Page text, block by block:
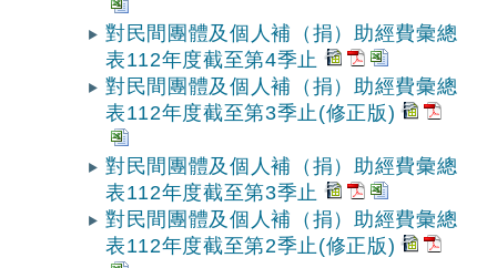
對民間團體及個人補（捐）助經費彙總
表112年度截至第4季止
對民間團體及個人補（捐）助經費彙總
表112年度截至第3季止(修正版)
對民間團體及個人補（捐）助經費彙總
表112年度截至第3季止
對民間團體及個人補（捐）助經費彙總
表112年度截至第2季止(修正版)